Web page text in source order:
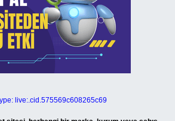
live:.cid.575569c608265c69